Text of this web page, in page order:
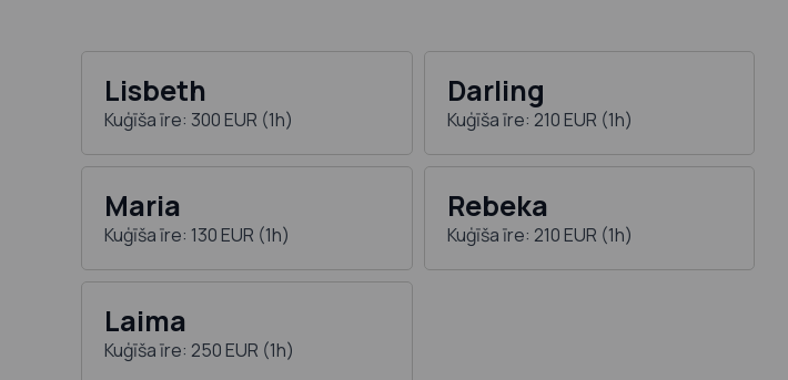
Lisbeth
Kuģīša īre: 300 EUR (1h)
Darling
Kuģīša īre: 210 EUR (1h)
Maria
Kuģīša īre: 130 EUR (1h)
Rebeka
Kuģīša īre: 210 EUR (1h)
Laima
Kuģīša īre: 250 EUR (1h)